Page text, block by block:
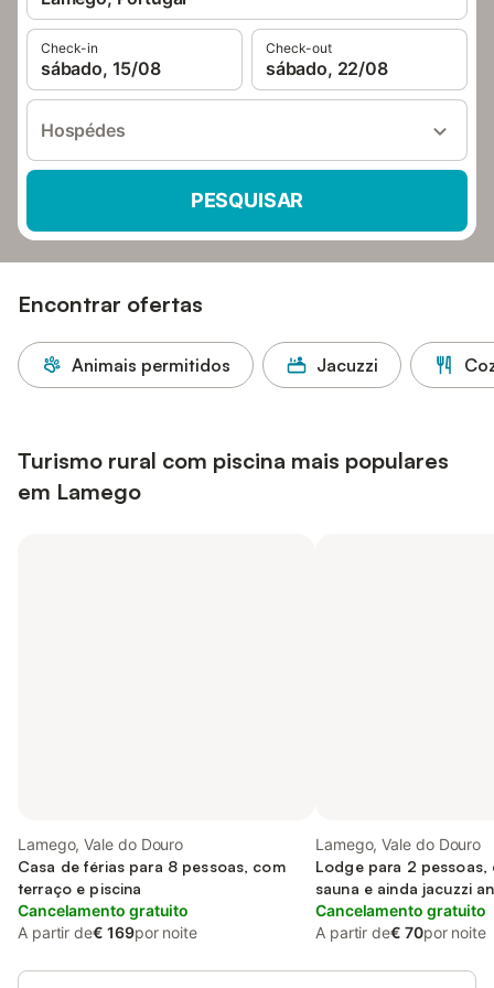
Check-in
sábado, 15/08
Check-out
sábado, 22/08
Hospédes
PESQUISAR
Encontrar ofertas
Animais permitidos Jacuzzi
Turismo rural com piscina mais populares
em Lamego
Lamego, Vale do Douro
Casa de férias para 8 pessoas, com
terraço e piscina
Cancelamento gratuito
A partir de€ 169por noite
Lamego, Vale do Douro
Lodge para 2 pessoas,
sauna e ainda jacuzzi
Cancelamento gratuito
A partir de€ 70por noite